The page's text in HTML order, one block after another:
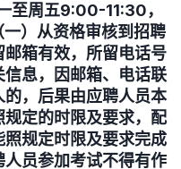
至周五9:00-11:30，
）从资格审核到招聘
箱有效，所留电话号
息，因邮箱、电话联
，后果由应聘人员本
定的时限及要求，配
规定时限及要求完成
员参加考试不得有作